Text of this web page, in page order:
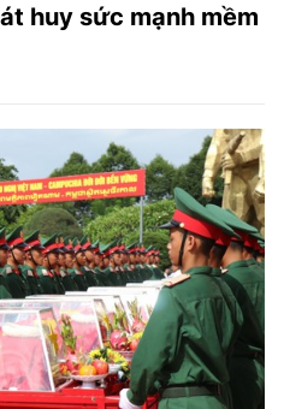
huy sức mạnh mềm